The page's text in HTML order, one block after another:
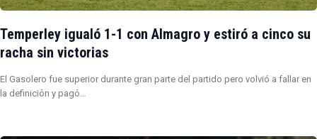
Temperley igualó 1-1 con Almagro y estiró a cinco su
racha sin victorias
El Gasolero fue superior durante gran parte del partido pero volvió a fallar en
la definición y pagó…